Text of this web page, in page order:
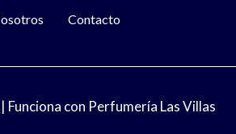
Contacto
con Perfumería Las Villas